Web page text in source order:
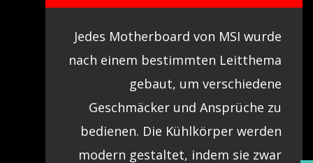
Jedes Motherboard von MSI wurde
nach einem bestimmten Leitthema
gebaut, um verschiedene
Geschmäcker und Ansprüche zu
bedienen. Die Kühlkörper werden
modern gestaltet, indem sie zwar